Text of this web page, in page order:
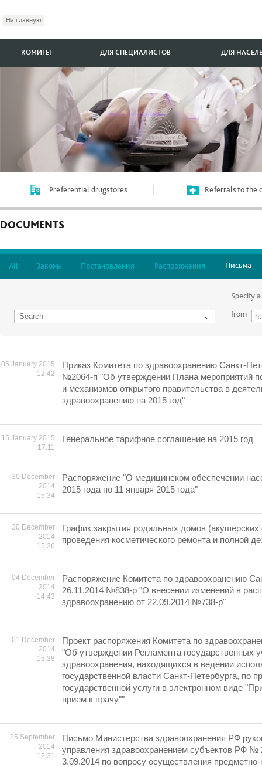
На главную
КОМИТЕТ ДЛЯ СПЕЦИАЛИСТОВ ДЛЯ
Preferential drugstores Referrals to the
DOCUMENTS
All Законы Постановления Распоряжения Письма
Specify
from
05 January 2015
12:42
Приказ Комитета по здравоохранению Санкт-
№2064-п "Об утверждении Плана мероприятий
и механизмов открытого правительства в
здравоохранению на 2015 год"
15 January 2015
17:11
Генеральное тарифное соглашение на 2015 год
30 December
2014
15:34
Распоряжение "О медицинском обеспечении
2015 года по 11 января 2015 года"
30 December
2014
15:26
График закрытия родильных домов (акушерских
проведения косметического ремонта и полной
04 December
2014
14:43
Распоряжение Комитета по здравоохранению
26.11.2014 №838-р "О внесении изменений в
здравоохранению от 22.09.2014 №738-р"
01 December
2014
15:38
Проект распоряжения Комитета по
"Об утверждении Регламента государственных
здравоохранения, находящихся в ведении
государственной власти Санкт-Петербурга, по
государственной услуги в электронном виде
прием к врачу""
25 September
2014
12:31
Письмо Министерства здравоохранения РФ
управления здравоохранением субъектов РФ №
3.09.2014 по вопросу осуществления предметно-